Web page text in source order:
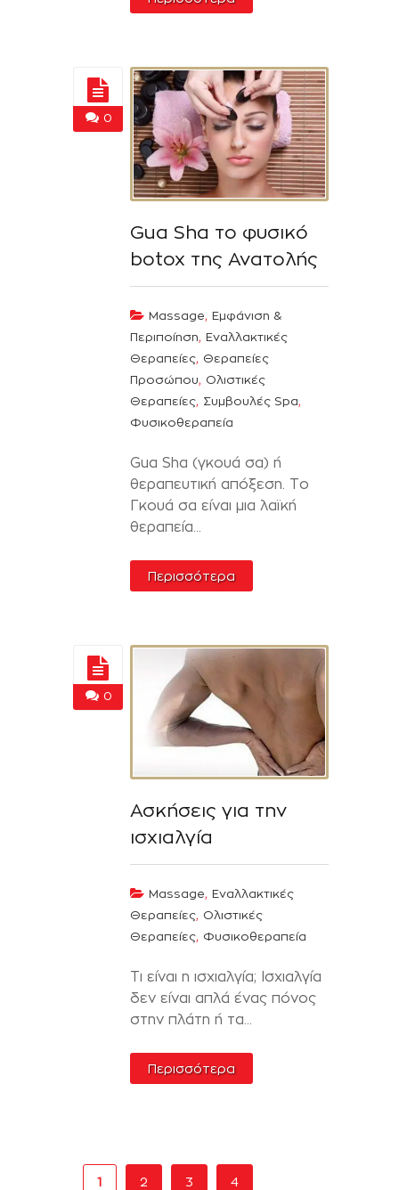
0
Gua Sha το φυσικό
botox της Ανατολής
Massage, Εμφάνιση &
Περιποίηση, Εναλλακτικές
Θεραπείες, Θεραπείες
Προσώπου, Ολιστικές
Θεραπείες, Συμβουλές Spa,
Φυσικοθεραπεία
Gua Sha (γκουά σα) ή
θεραπευτική απόξεση. Το
Γκουά σα είναι μια λαϊκή
θεραπεία...
Περισσότερα
0
Ασκήσεις για την
ισχιαλγία
Massage, Εναλλακτικές
Θεραπείες, Ολιστικές
Θεραπείες, Φυσικοθεραπεία
Τι είναι η ισχιαλγία; Ισχιαλγία
δεν είναι απλά ένας πόνος
στην πλάτη ή τα...
Περισσότερα
1 2 3 4